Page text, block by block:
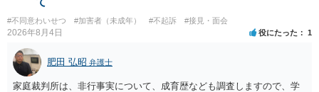
#不同意わいせつ #加害者（未成年） #不起訴 #接見・面会
2026年8月4日 役にたった 1
肥田 弘昭 弁護士
家庭裁判所は、非行事実について、成育歴なども調査しますので、学